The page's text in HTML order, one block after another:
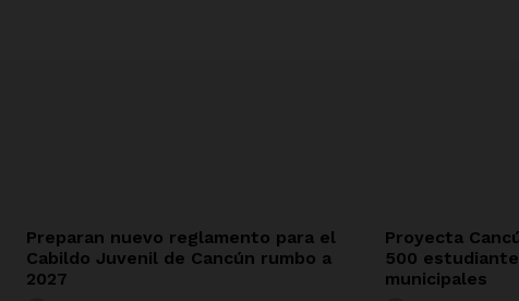
Preparan nuevo reglamento para el
Cabildo Juvenil de Cancún rumbo a
2027
Proyecta
500
municipales